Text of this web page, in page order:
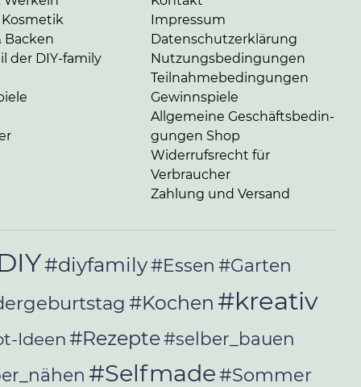
Backen
der DIY-family
Impressum
Da­ten­schutz­er­klä­rung
Nut­zungs­be­din­gun­gen
Teil­nah­me­be­din­gun­gen
Gewinnspiele
Allgemeine Ge­schäfts­be­din­
gun­gen Shop
Widerrufsrecht für
Verbraucher
Zahlung und Versand
#diyfamily#Essen #Garten
#Kochen #kreativ
Ideen #Rezepte#selber_bauen
#Selfmade#Sommer